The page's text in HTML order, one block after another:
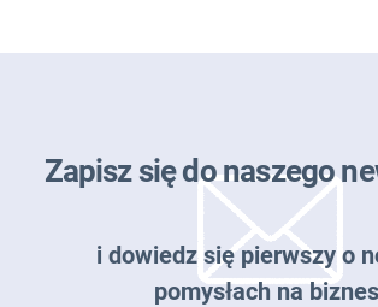
Zapisz się do naszego
i dowiedz się pierwszy o
pomysłach na